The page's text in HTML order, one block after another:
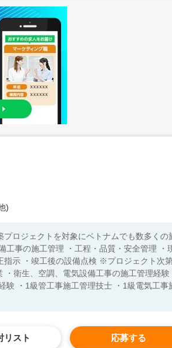
)
プロジェクトを対象にベトナムでも数多くの
指示 ・竣工後の設備点検 ※プロジェクト次
リスト 応募する